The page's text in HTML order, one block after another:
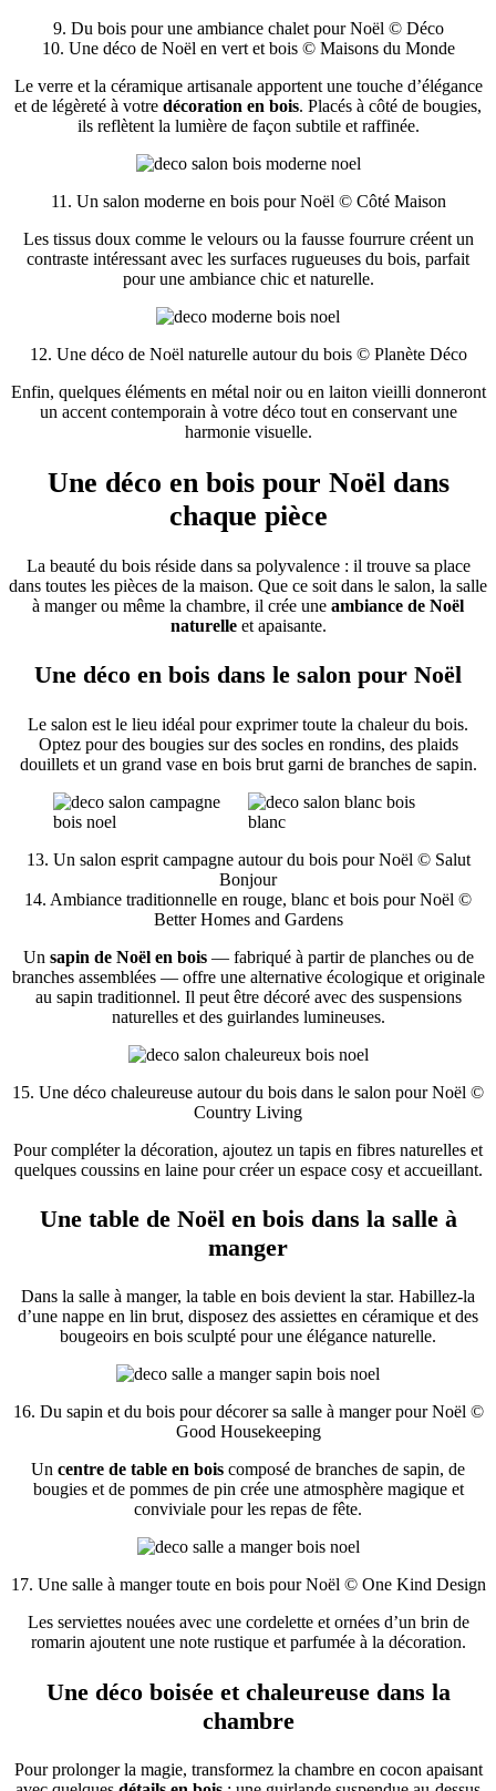
9. Du bois pour une ambiance chalet pour Noël © Déco
10. Une déco de Noël en vert et bois © Maisons du Monde
Le verre et la céramique artisanale apportent une touche d’élégance
et de légèreté à votre décoration en bois. Placés à côté de bougies,
ils reflètent la lumière de façon subtile et raffinée.
11. Un salon moderne en bois pour Noël © Côté Maison
Les tissus doux comme le velours ou la fausse fourrure créent un
contraste intéressant avec les surfaces rugueuses du bois, parfait
pour une ambiance chic et naturelle.
12. Une déco de Noël naturelle autour du bois © Planète Déco
Enfin, quelques éléments en métal noir ou en laiton vieilli donneront
un accent contemporain à votre déco tout en conservant une
harmonie visuelle.
Une déco en bois pour Noël dans
chaque pièce
La beauté du bois réside dans sa polyvalence : il trouve sa place
dans toutes les pièces de la maison. Que ce soit dans le salon, la salle
à manger ou même la chambre, il crée une ambiance de Noël
naturelleet apaisante.
Une déco en bois dans le salon pour Noël
Le salon est le lieu idéal pour exprimer toute la chaleur du bois.
Optez pour des bougies sur des socles en rondins, des plaids
douillets et un grand vase en bois brut garni de branches de sapin.
13. Un salon esprit campagne autour du bois pour Noël © Salut
Bonjour
14. Ambiance traditionnelle en rouge, blanc et bois pour Noël ©
Better Homes and Gardens
Un sapin de Noël en bois— fabriqué à partir de planches ou de
branches assemblées — offre une alternative écologique et originale
au sapin traditionnel. Il peut être décoré avec des suspensions
naturelles et des guirlandes lumineuses.
15. Une déco chaleureuse autour du bois dans le salon pour Noël ©
Country Living
Pour compléter la décoration, ajoutez un tapis en fibres naturelles et
quelques coussins en laine pour créer un espace cosy et accueillant.
Une table de Noël en bois dans la salle à
manger
Dans la salle à manger, la table en bois devient la star. Habillez-la
d’une nappe en lin brut, disposez des assiettes en céramique et des
bougeoirs en bois sculpté pour une élégance naturelle.
16. Du sapin et du bois pour décorer sa salle à manger pour Noël ©
Good Housekeeping
Un centre de table en bois composé de branches de sapin, de
bougies et de pommes de pin crée une atmosphère magique et
conviviale pour les repas de fête.
17. Une salle à manger toute en bois pour Noël © One Kind Design
Les serviettes nouées avec une cordelette et ornées d’un brin de
romarin ajoutent une note rustique et parfumée à la décoration.
Une déco boisée et chaleureuse dans la
chambre
Pour prolonger la magie, transformez la chambre en cocon apaisant